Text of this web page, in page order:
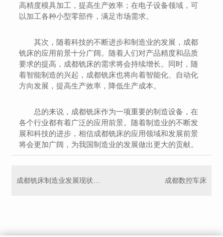
高精度模具加工，提高生产效率；在电子设备领域，可
以加工各种小型零部件，满足市场需求。
其次，随着科技的不断进步和制造业的发展，成都
铣床的应用前景十分广阔。随着人们对产品精度和品质
要求的提高，成都铣床的需求将会持续增长。同时，随
着智能制造的兴起，成都铣床也将向着智能化、自动化
方向发展，提高生产效率，降低生产成本。
总的来说，成都铣床作为一项重要的制造设备，在
各个行业都有着广泛的应用前景。随着制造业的不断发
展和科技的进步，相信成都铣床的应用领域和发展前景
将会更加广阔，为我国制造业的发展做出更大的贡献。
成都数控车床